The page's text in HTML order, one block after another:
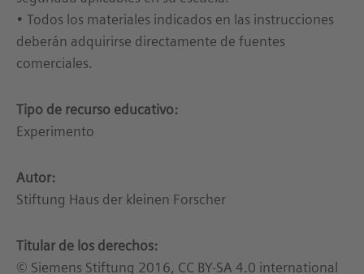
• Todos los materiales indicados en las instrucciones
deberán adquirirse directamente de fuentes
comerciales.
Tipo de recurso educativo:
Experimento
Autor:
Stiftung Haus der kleinen Forscher
Titular de los derechos:
© Siemens Stiftung 2016, CC BY-SA 4.0 international